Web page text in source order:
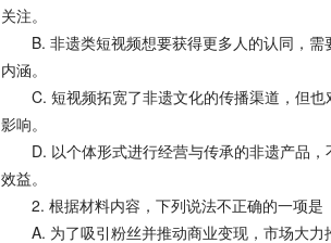
关注。
B. 非遗类短视频想要获得更多人的认同，需
内涵。
C. 短视频拓宽了非遗文化的传播渠道，但也
影响。
D. 以个体形式进行经营与传承的非遗产品，
效益。
2. 根据材料内容，下列说法不正确的一项是
A. 为了吸引粉丝并推动商业变现，市场大力